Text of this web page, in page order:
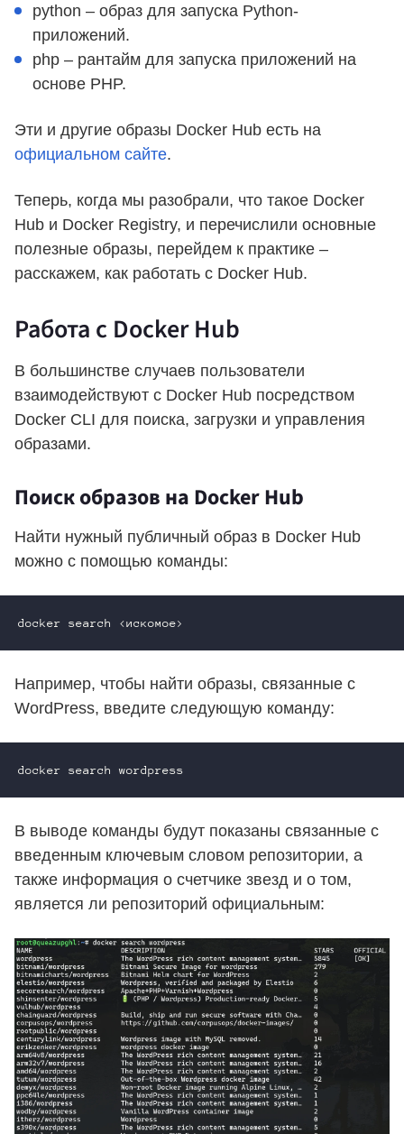
python – образ для запуска Python-
приложений.
php – рантайм для запуска приложений на
основе PHP.
Эти и другие образы Docker Hub есть на
официальном сайте.
Теперь, когда мы разобрали, что такое Docker
Hub и Docker Registry, и перечислили основные
полезные образы, перейдем к практике –
расскажем, как работать с Docker Hub.
Работа с Docker Hub
В большинстве случаев пользователи
взаимодействуют с Docker Hub посредством
Docker CLI для поиска, загрузки и управления
образами.
Поиск образов на Docker Hub
Найти нужный публичный образ в Docker Hub
можно с помощью команды:
Например, чтобы найти образы, связанные с
WordPress, введите следующую команду:
В выводе команды будут показаны связанные с
введенным ключевым словом репозитории, а
также информация о счетчике звезд и о том,
является ли репозиторий официальным: